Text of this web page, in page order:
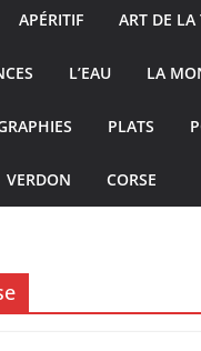
APÉRITIF ART DE LA
L’EAU LA
PLATS
VERDON CORSE